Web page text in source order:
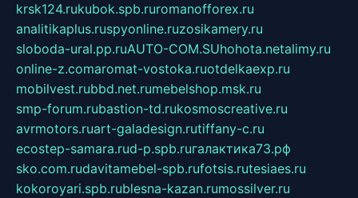
krsk124.rukubok.spb.ruromanofforex.ru
analitikaplus.ruspyonline.ruzosikamery.ru
sloboda-ural.pp.ruAUTO-COM.SUhohota.netalimy.ru
online-z.comaromat-vostoka.ruotdelkaexp.ru
mobilvest.rubbd.net.rumebelshop.msk.ru
smp-forum.rubastion-td.rukosmoscreative.ru
avrmotors.ruart-galadesign.rutiffany-c.ru
ecostep-samara.rud-p.spb.ruгалактика73.рф
sko.com.rudavitamebel-spb.rufotsis.rutesiaes.ru
kokoroyari.spb.rublesna-kazan.rumossilver.ru